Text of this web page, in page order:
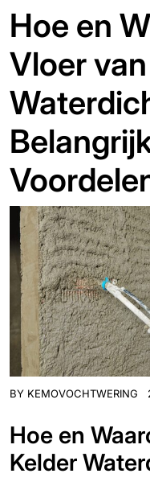
Hoe en
Vloer
BY KEMOVOCHTWERING
Hoe en
Kelder